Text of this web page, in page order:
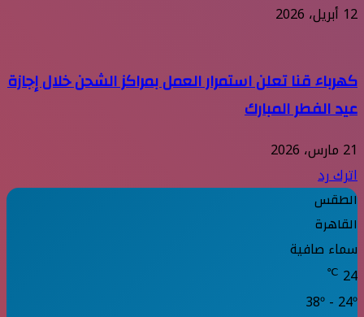
12 أبريل، 2026
كهرباء قنا تعلن استمرار العمل بمراكز الشحن خلال إجازة
عيد الفطر المبارك
21 مارس، 2026
اترك رد
الطقس
القاهرة
سماء صافية
24
℃
38º - 24º